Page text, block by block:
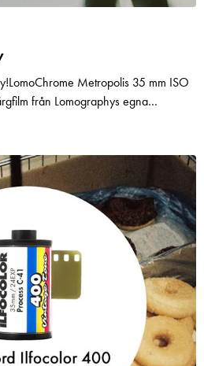
Metropolis 35 mm ISO
från Lomographys egna
och en fin "cinestyle"
mitt i rullen när du går in i en
som filmen är kompatibel med den
med den unika och korniga
vid olika ISO-tal (100, 200 och